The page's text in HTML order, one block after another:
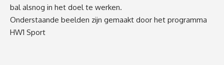
bal alsnog in het doel te werken.
Onderstaande beelden zijn gemaakt door het programma
HW1 Sport